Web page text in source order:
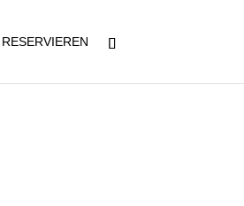
RESERVIEREN